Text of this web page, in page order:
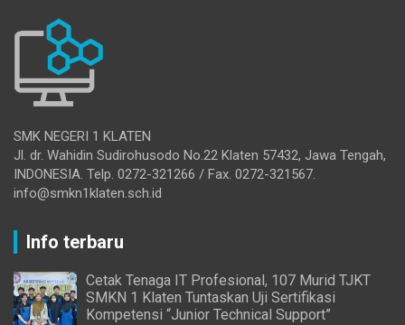
SMK NEGERI 1 KLATEN
Jl. dr. Wahidin Sudirohusodo No.22 Klaten 57432, Jawa Tengah,
INDONESIA. Telp. 0272-321266 / Fax. 0272-321567.
info@smkn1klaten.sch.id
Info terbaru
Cetak Tenaga IT Profesional, 107 Murid TJKT
SMKN 1 Klaten Tuntaskan Uji Sertifikasi
Kompetensi “Junior Technical Support”